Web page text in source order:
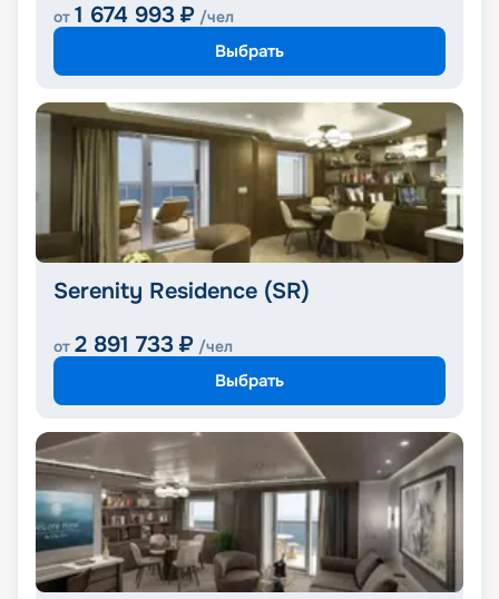
от 1 674 993 ₽ /чел
Выбрать
Serenity Residence (SR)
от 2 891 733 ₽ /чел
Выбрать